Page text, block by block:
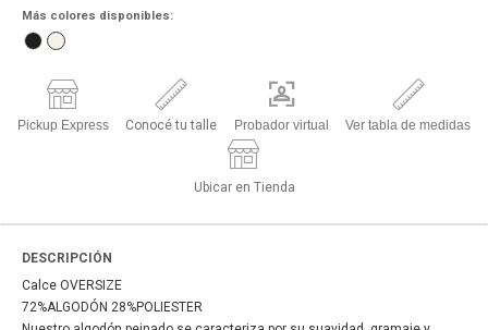
Más colores disponibles:
Pickup Express Conocé tu talle Probador virtual Ver tabla de medidas
Ubicar en Tienda
DESCRIPCIÓN
Calce OVERSIZE
72%ALGODÓN 28%POLIESTER